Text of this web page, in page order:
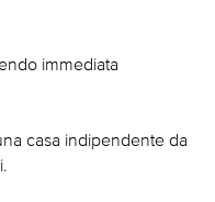
immediata
casa indipendente da